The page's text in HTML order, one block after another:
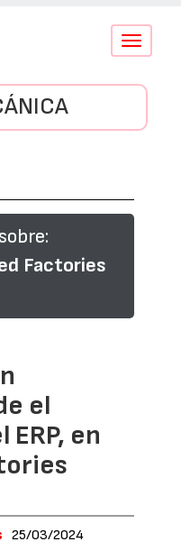
Conmutar
Factories
el
en
25/03/2024